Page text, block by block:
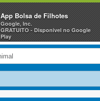
Selecione seu Animal
App Bolsa de Filhotes
Google, Inc.
GRATUITO - Disponivel no Google
Play